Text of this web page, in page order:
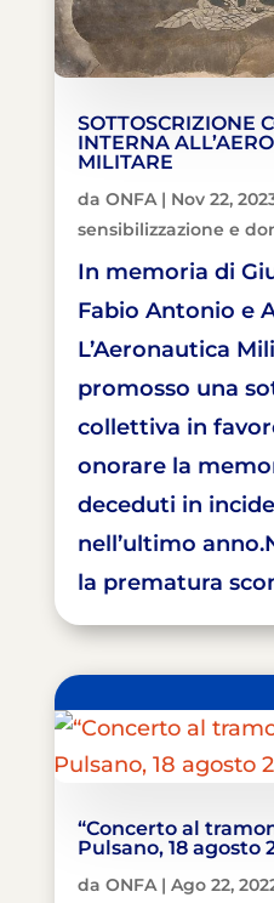
SOTTOSCRIZIONE
INTERNA
MILITARE
da ONFA| Nov 22,
sensibilizzazione e
In memoria di
Fabio Antonio e
L’Aeronautica
promosso una
collettiva in
onorare la
deceduti in
nell’ultimo
la prematura
“Concerto al
Pulsano, 18 agosto
da ONFA| Ago 22,